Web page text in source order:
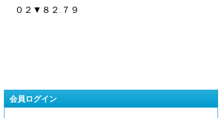
０２▼８２.７９
会員ログイン